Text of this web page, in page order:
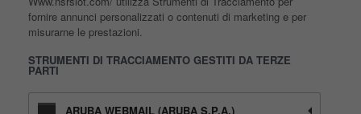
fornire annunci personalizzati o contenuti di marketing e per
misurarne le prestazioni.
STRUMENTI DI TRACCIAMENTO GESTITI DA TERZE
PARTI
ARUBA WEBMAIL (ARUBA S.P.A.)